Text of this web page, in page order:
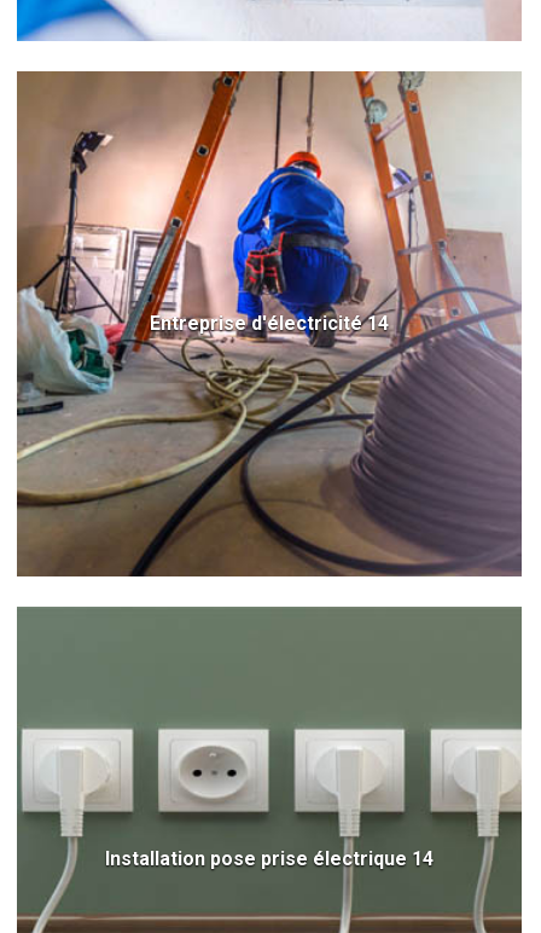
Entreprise d'électricité 14
Installation pose prise électrique 14